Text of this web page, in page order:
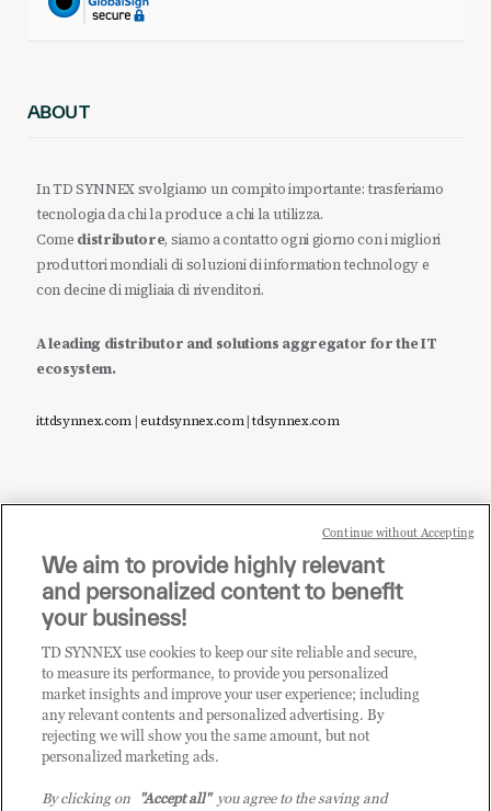
ABOUT
In TD SYNNEX svolgiamo un compito importante: trasferiamo
tecnologia da chi la produce a chi la utilizza.
Come distributore, siamo a contatto ogni giorno con i migliori
produttori mondiali di soluzioni di information technology e
con decine di migliaia di rivenditori.
A leading distributor and solutions aggregator for the IT
ecosystem.
it.tdsynnex.com|eu.tdsynnex.com|tdsynnex.com
Sei un rivenditore di tecnologia e desideri acquistare
i prodotti o le soluzioni trattate sul blog?
CLICCA QUI E DIVENTA
CLIENTE TD SYNNEX
We aim to provide highly relevant
and personalized content to benefit
your business!
TD SYNNEX use cookies to keep our site reliable and secure,
to measure its performance, to provide you personalized
market insights and improve your user experience; including
any relevant contents and personalized advertising. By
rejecting we will show you the same amount, but not
personalized marketing ads.
By clicking on "Accept all"you agree to the saving and
Continue without Accepting